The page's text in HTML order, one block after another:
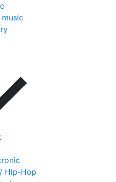
Hip-Hop